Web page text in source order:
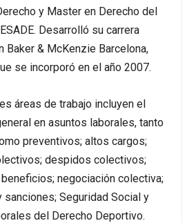
y Master en Derecho del
Desarrolló su carrera
Baker & McKenzie Barcelona,
se incorporó en el año 2007.
áreas de trabajo incluyen el
en asuntos laborales, tanto
preventivos; altos cargos;
despidos colectivos;
negociación colectiva;
sanciones; Seguridad Social y
del Derecho Deportivo.